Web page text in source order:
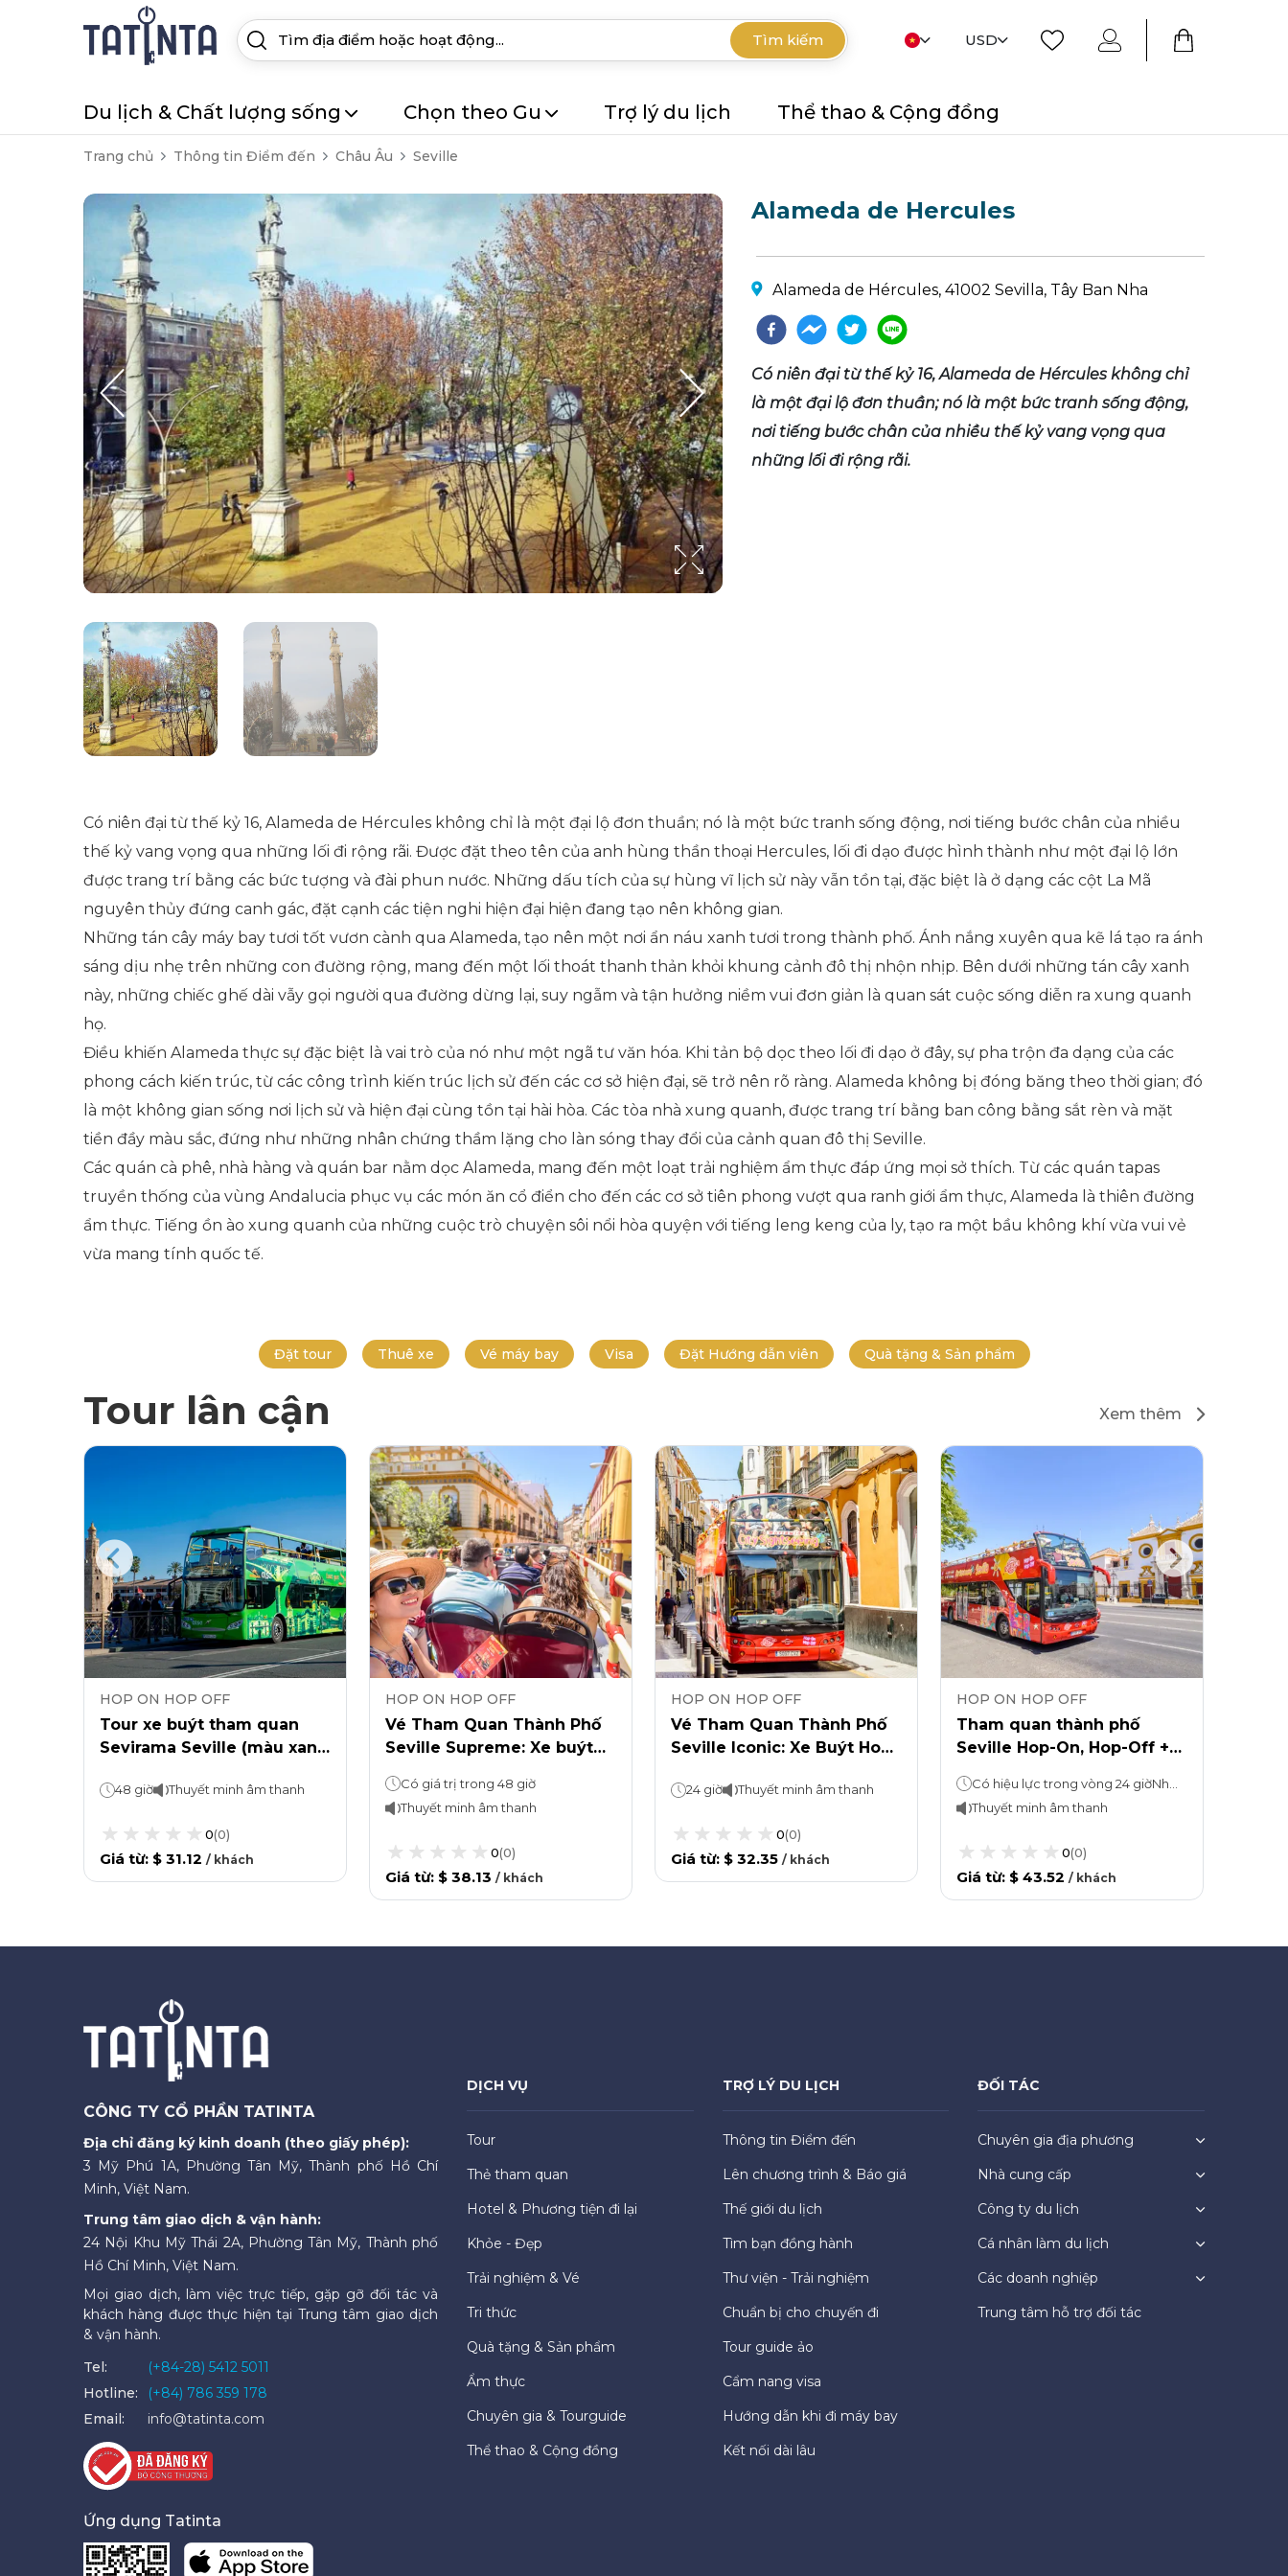
Tìm kiếm USD
Du lịch & Chất lượng sống Chọn theo Gu Trợ lý du lịch Thể thao & Cộng đồng
Trang chủ Thông tin Điểm đến Châu Âu Seville
Alameda de Hercules
Alameda de Hércules, 41002 Sevilla, Tây Ban Nha
Có niên đại từ thế kỷ 16, Alameda de Hércules không chỉ
là một đại lộ đơn thuần; nó là một bức tranh sống động,
nơi tiếng bước chân của nhiều thế kỷ vang vọng qua
những lối đi rộng rãi.
Có niên đại từ thế kỷ 16, Alameda de Hércules không chỉ là một đại lộ đơn thuần; nó là một bức tranh sống động, nơi tiếng bước chân của nhiều
thế kỷ vang vọng qua những lối đi rộng rãi. Được đặt theo tên của anh hùng thần thoại Hercules, lối đi dạo được hình thành như một đại lộ lớn
được trang trí bằng các bức tượng và đài phun nước. Những dấu tích của sự hùng vĩ lịch sử này vẫn tồn tại, đặc biệt là ở dạng các cột La Mã
nguyên thủy đứng canh gác, đặt cạnh các tiện nghi hiện đại hiện đang tạo nên không gian.
Những tán cây máy bay tươi tốt vươn cành qua Alameda, tạo nên một nơi ẩn náu xanh tươi trong thành phố. Ánh nắng xuyên qua kẽ lá tạo ra ánh
sáng dịu nhẹ trên những con đường rộng, mang đến một lối thoát thanh thản khỏi khung cảnh đô thị nhộn nhịp. Bên dưới những tán cây xanh
này, những chiếc ghế dài vẫy gọi người qua đường dừng lại, suy ngẫm và tận hưởng niềm vui đơn giản là quan sát cuộc sống diễn ra xung quanh
họ.
Điều khiến Alameda thực sự đặc biệt là vai trò của nó như một ngã tư văn hóa. Khi tản bộ dọc theo lối đi dạo ở đây, sự pha trộn đa dạng của các
phong cách kiến trúc, từ các công trình kiến trúc lịch sử đến các cơ sở hiện đại, sẽ trở nên rõ ràng. Alameda không bị đóng băng theo thời gian; đó
là một không gian sống nơi lịch sử và hiện đại cùng tồn tại hài hòa. Các tòa nhà xung quanh, được trang trí bằng ban công bằng sắt rèn và mặt
tiền đầy màu sắc, đứng như những nhân chứng thầm lặng cho làn sóng thay đổi của cảnh quan đô thị Seville.
Các quán cà phê, nhà hàng và quán bar nằm dọc Alameda, mang đến một loạt trải nghiệm ẩm thực đáp ứng mọi sở thích. Từ các quán tapas
truyền thống của vùng Andalucia phục vụ các món ăn cổ điển cho đến các cơ sở tiên phong vượt qua ranh giới ẩm thực, Alameda là thiên đường
ẩm thực. Tiếng ồn ào xung quanh của những cuộc trò chuyện sôi nổi hòa quyện với tiếng leng keng của ly, tạo ra một bầu không khí vừa vui vẻ
vừa mang tính quốc tế.
Đặt tour Thuê xe Vé máy bay Visa Đặt Hướng dẫn viên Quà tặng & Sản phẩm
Tour lân cận Xem thêm
HOP ON HOP OFF
Tour xe buýt tham quan
Sevirama Seville (màu xanh
48 giờ Thuyết minh âm thanh
0(0)
Giá từ: $ 31.12 / khách
HOP ON HOP OFF
Vé Tham Quan Thành Phố
Seville Supreme: Xe buýt
Có giá trị trong 48 giờ
Thuyết minh âm thanh
0(0)
Giá từ: $ 38.13 / khách
HOP ON HOP OFF
Vé Tham Quan Thành Phố
Seville Iconic: Xe Buýt Hop-
24 giờ Thuyết minh âm thanh
0(0)
Giá từ: $ 32.35 / khách
HOP ON HOP OFF
Tham quan thành phố
Seville Hop-On, Hop-Off +
Thuyết minh âm thanh
0(0)
Giá từ: $ 43.52 / khách
CÔNG TY CỔ PHẦN TATINTA
Địa chỉ đăng ký kinh doanh (theo giấy phép):
3 Mỹ Phú 1A, Phường Tân Mỹ, Thành phố Hồ Chí
Minh, Việt Nam.
Trung tâm giao dịch & vận hành:
24 Nội Khu Mỹ Thái 2A, Phường Tân Mỹ, Thành phố
Hồ Chí Minh, Việt Nam.
Mọi giao dịch, làm việc trực tiếp, gặp gỡ đối tác và
khách hàng được thực hiện tại Trung tâm giao dịch
& vận hành.
Tel:
(+84-28) 5412 5011
Hotline:
(+84) 786 359 178
Email:
info@tatinta.com
Ứng dụng Tatinta
DỊCH VỤ
Tour
Thẻ tham quan
Hotel & Phương tiện đi lại
Khỏe - Đẹp
Trải nghiệm & Vé
Tri thức
Quà tặng & Sản phẩm
Ẩm thực
Chuyên gia & Tourguide
Thể thao & Cộng đồng
TRỢ LÝ DU LỊCH
Thông tin Điểm đến
Lên chương trình & Báo giá
Thế giới du lịch
Tìm bạn đồng hành
Thư viện - Trải nghiệm
Chuẩn bị cho chuyến đi
Tour guide ảo
Cẩm nang visa
Hướng dẫn khi đi máy bay
Kết nối dài lâu
ĐỐI TÁC
Chuyên gia địa phương
Nhà cung cấp
Công ty du lịch
Cá nhân làm du lịch
Các doanh nghiệp
Trung tâm hỗ trợ đối tác